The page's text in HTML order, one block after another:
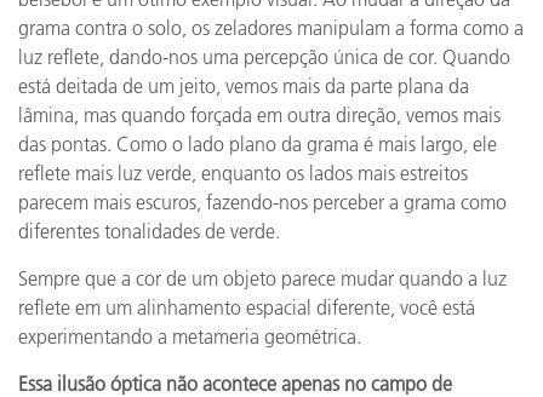
grama contra o solo, os zeladores manipulam a forma como a
luz reflete, dando-nos uma percepção única de cor. Quando
está deitada de um jeito, vemos mais da parte plana da
lâmina, mas quando forçada em outra direção, vemos mais
das pontas. Como o lado plano da grama é mais largo, ele
reflete mais luz verde, enquanto os lados mais estreitos
parecem mais escuros, fazendo-nos perceber a grama como
diferentes tonalidades de verde.
Sempre que a cor de um objeto parece mudar quando a luz
reflete em um alinhamento espacial diferente, você está
experimentando a metameria geométrica.
Essa ilusão óptica não acontece apenas no campo de